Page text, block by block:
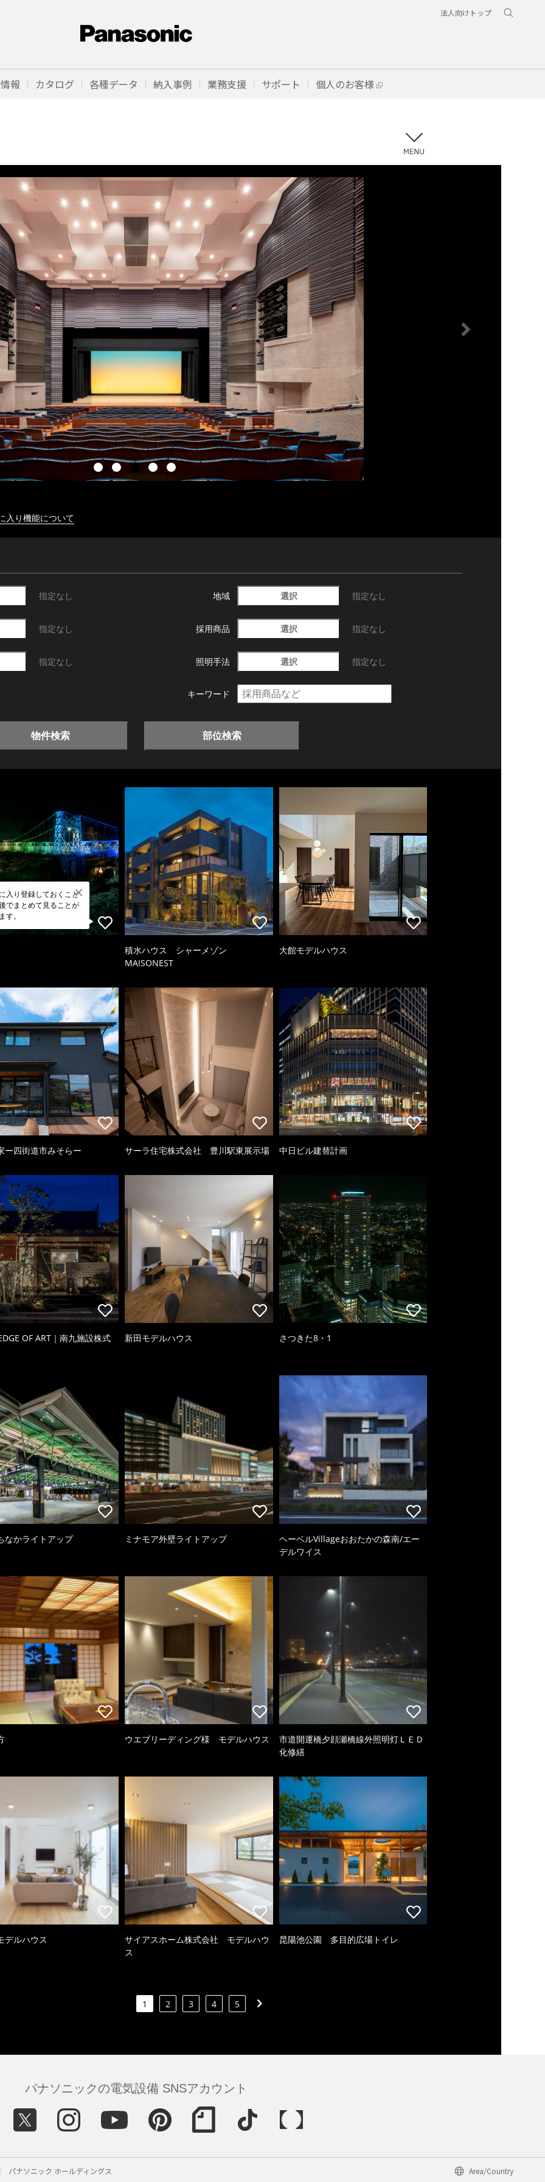
法人向けトップ
報 カタログ 各種データ 納入事例 業務支援 サポート 個人のお客様
入り機能について
指定なし 地域 選択 指定なし
指定なし 採用商品 選択 指定なし
指定なし 照明手法 選択 指定なし
キーワード
物件検索 部位検索
入り登録しておくこと
でまとめて見ることが
す。
積水ハウス シャーメゾン
MAISONEST
大館モデルハウス
ー四街道市みそらー サーラ住宅株式会社 豊川駅東展示場 中日ビル建替計画
OF ART｜南九施設株式 新田モデルハウス さつきた8・1
なかライトアップ ミナモア外壁ライトアップ
ヘーベルVillageおおたかの森南/エー
デルワイス
ウエブリーディング様 モデルハウス
市道開運橋夕顔瀬橋線外照明灯ＬＥＤ
化修繕
デルハウス
サイアスホーム株式会社 モデルハウ
ス
昆陽池公園 多目的広場トイレ
1 2 3 4 5
パナソニックの電気設備 SNSアカウント
パナソニック ホールディングス Area/Country